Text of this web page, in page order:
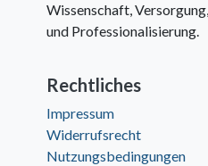
Wissenschaft,
und Professionalisierung.
Rechtliches
Impressum
Widerrufsrecht
Nutzungsbedingungen